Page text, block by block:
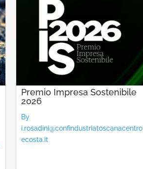
Premio Impresa Sostenibile
2026
By
i.rosadini@confindustriatoscanacentro
ecosta.it